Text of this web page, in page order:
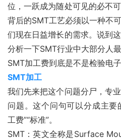
位，一跃成为随处可见的必不
背后的SMT工艺必须以一种不
们现在日益增长的需求。说到
分析一下SMT行业中大部分人
SMT加工费到底是不是检验电
SMT加工
我们先来把这个问题分尸，专
问题。这个问句可以分成主要
工费”“标准”。
SMT：英文全称是Surface